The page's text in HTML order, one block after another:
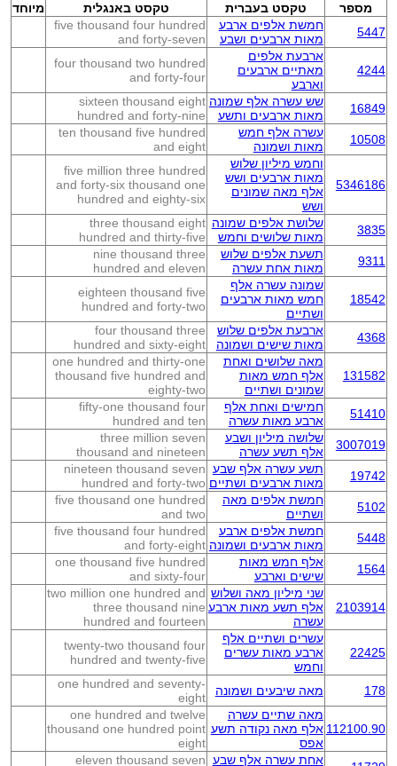
מספר טקסט בעברית טקסט באנגלית
מיוחד
5447
חמשת אלפים ארבע
מאות ארבעים ושבע
five thousand four hundred
and forty-seven
4244
ארבעת אלפים
מאתיים ארבעים
וארבע
four thousand two hundred
and forty-four
16849
שש עשרה אלף שמונה
מאות ארבעים ותשע
sixteen thousand eight
hundred and forty-nine
10508
עשרה אלף חמש
מאות ושמונה
ten thousand five hundred
and eight
5346186
וחמש מיליון שלוש
מאות ארבעים ושש
אלף מאה שמונים
ושש
five million three hundred
and forty-six thousand one
hundred and eighty-six
3835
שלושת אלפים שמונה
מאות שלושים וחמש
three thousand eight
hundred and thirty-five
9311
תשעת אלפים שלוש
מאות אחת עשרה
nine thousand three
hundred and eleven
18542
שמונה עשרה אלף
חמש מאות ארבעים
ושתיים
eighteen thousand five
hundred and forty-two
4368
ארבעת אלפים שלוש
מאות שישים ושמונה
four thousand three
hundred and sixty-eight
131582
מאה שלושים ואחת
אלף חמש מאות
שמונים ושתיים
one hundred and thirty-one
thousand five hundred and
eighty-two
51410
חמישים ואחת אלף
ארבע מאות עשרה
fifty-one thousand four
hundred and ten
3007019
שלושה מיליון ושבע
אלף תשע עשרה
three million seven
thousand and nineteen
19742
תשע עשרה אלף שבע
מאות ארבעים ושתיים
nineteen thousand seven
hundred and forty-two
5102
חמשת אלפים מאה
ושתיים
five thousand one hundred
and two
5448
חמשת אלפים ארבע
מאות ארבעים ושמונה
five thousand four hundred
and forty-eight
1564
אלף חמש מאות
שישים וארבע
one thousand five hundred
and sixty-four
2103914
שני מיליון מאה ושלוש
אלף תשע מאות ארבע
עשרה
two million one hundred and
three thousand nine
hundred and fourteen
22425
עשרים ושתיים אלף
ארבע מאות עשרים
וחמש
twenty-two thousand four
hundred and twenty-five
178 מאה שיבעים ושמונה
one hundred and seventy-
eight
112100.90
מאה שתיים עשרה
אלף מאה נקודה תשע
אפס
one hundred and twelve
thousand one hundred point
eight
אחת עשרה אלף שבע eleven thousand seven